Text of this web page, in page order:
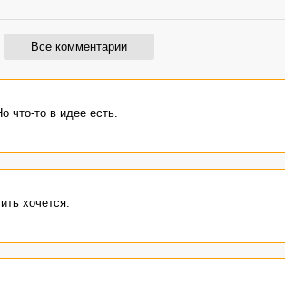
Все комментарии
что-то в идее есть.
хочется.